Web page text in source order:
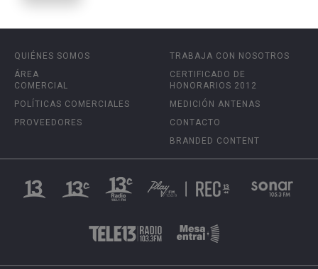
QUIÉNES SOMOS
ÁREA
COMERCIAL
POLÍTICAS COMERCIALES
PROVEEDORES
TRABAJA CON NOSOTROS
CERTIFICADO DE
HONORARIOS 2012
MEDICIÓN ANTENAS
CONTACTO
BRANDED CONTENT